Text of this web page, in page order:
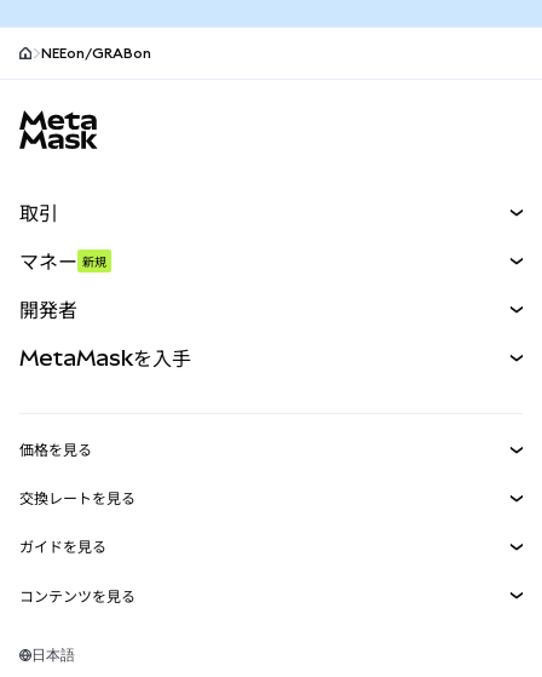
NEEon/GRABon
取引
パーペチュアル
RWA
マネー 新規
開発者
MetaMask Connect
Snaps
Web3サービス
MetaMaskを入手
セキュリティ
サポート
キャリア
価格を見る
イーサリアムの価格
Solanaの価格
Tetherの価格
交換レートを見る
ETH→USD
USDT→INR
BTC→INR
ガイドを見る
ETHの購入
コンテンツを見る
Solanaウォレット
日本語